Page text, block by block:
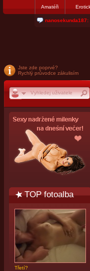
Amatéři
jjoseff: Najde se
Jste zde poprvé?
Rychlý průvodce zákulisím
TOP fotoalba
Třetí?